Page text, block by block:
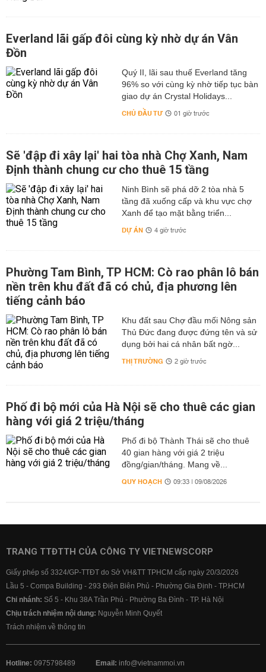
Everland lãi gấp đôi cùng kỳ nhờ dự án Vân
Đồn
Quý II, lãi sau thuế Everland tăng
96% so với cùng kỳ nhờ tiếp tục bàn
giao dự án Crystal Holidays...
CHỦ ĐẦU TƯ 01 giờ trước
Sẽ 'đập đi xây lại' hai tòa nhà Chợ Xanh, Nam
Định thành chung cư cho thuê 15 tầng
Ninh Bình sẽ phá dỡ 2 tòa nhà 5
tầng đã xuống cấp và khu vực chợ
Xanh để tạo mặt bằng triển...
DỰ ÁN 4 giờ trước
Phường Tam Bình, TP HCM: Cò rao phân lô bán
nền trên khu đất đã có chủ, địa phương lên
tiếng cảnh báo
Khu đất sau Chợ đầu mối Nông sản
Thủ Đức đang được đứng tên và sử
dụng bởi hai cá nhân bất ngờ...
THỊ TRƯỜNG 2 giờ trước
Phố đi bộ mới của Hà Nội sẽ cho thuê các gian
hàng với giá 2 triệu/tháng
Phố đi bộ Thành Thái sẽ cho thuê
40 gian hàng với giá 2 triệu
đồng/gian/tháng. Mang về...
QUY HOẠCH 09:33 | 09/08/2026
TRANG TTĐTTH CỦA CÔNG TY VIETNEWSCORP
Giấy phép số 3324/GP-TTĐT do Sở VH&TT TPHCM cấp ngày 20/3/2026
Lầu 5 - Compa Building - 293 Điện Biên Phủ - Phường Gia Định - TP.HCM
Chi nhánh: Số 5 - Khu 38A Trần Phú - Phường Ba Đình - TP. Hà Nội
Chịu trách nhiệm nội dung: Nguyễn Minh Quyết
Trách nhiệm về thông tin
Hotline: 0975798489 Email: info@vietnammoi.vn